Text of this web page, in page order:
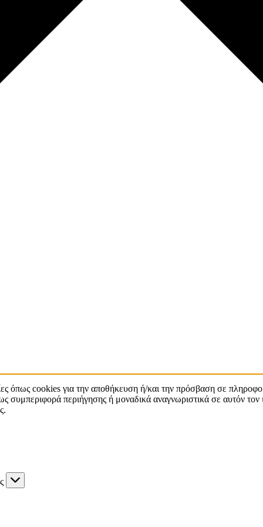
όπως cookies για την αποθήκευση ή/και την πρόσβαση σε
συμπεριφορά περιήγησης ή μοναδικά αναγνωριστικά σε αυτόν